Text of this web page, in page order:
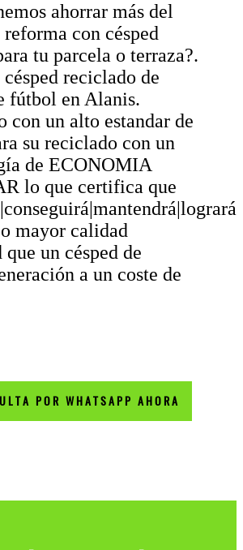
ahorrar más del
con césped
tu parcela o terraza?.
reciclado de
fútbol en Alanis.
con un alto estandar de
su reciclado con un
de ECONOMIA
lo que certifica que
mayor calidad
un césped de
a un coste de
POR WHATSAPP AHORA